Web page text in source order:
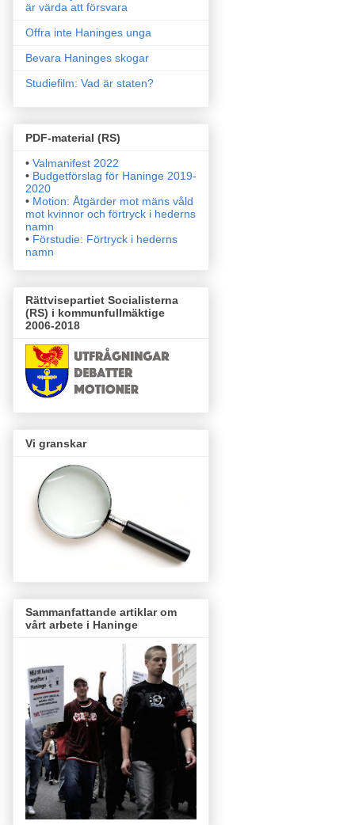
är värda att försvara
Offra inte Haninges unga
Bevara Haninges skogar
Studiefilm: Vad är staten?
PDF-material (RS)
• Valmanifest 2022
• Budgetförslag för Haninge 2019-
2020
• Motion: Åtgärder mot mäns våld
mot kvinnor och förtryck i hederns
namn
• Förstudie: Förtryck i hederns
namn
Rättvisepartiet Socialisterna
(RS) i kommunfullmäktige
2006-2018
Vi granskar
Sammanfattande artiklar om
vårt arbete i Haninge